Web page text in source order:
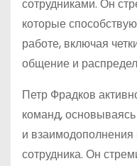
сотрудниками. Он
которые
работе, включая
общение и
Петр Фрадков
команд,
и взаимодополнения
сотрудника. Он